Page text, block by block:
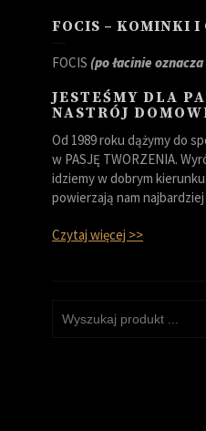
FOCIS – KOMINKI I
FOCIS (po łacinie
JESTEŚMY DLA
NASTRÓJ
Od 1989 roku dążymy do
w PASJĘ TWORZENIA.
idziemy w dobrym
powierzają nam najbardziej
Czytaj więcej >>